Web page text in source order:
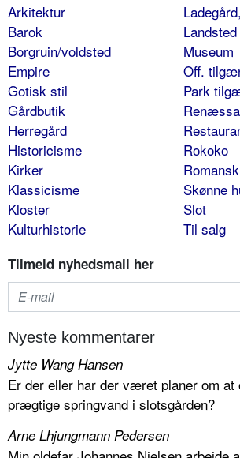
Arkitektur
Barok
Borgruin/voldsted
Empire
Gotisk stil
Gårdbutik
Herregård
Historicisme
Kirker
Klassicisme
Kloster
Kulturhistorie
Landsted
Museum
Off.
Park
Rokoko
Skønne
Slot
Til salg
Tilmeld nyhedsmail her
Nyeste kommentarer
Jytte Wang Hansen
Er der eller har der været planer om at
prægtige springvand i slotsgården?
Arne Lhjungmann Pedersen